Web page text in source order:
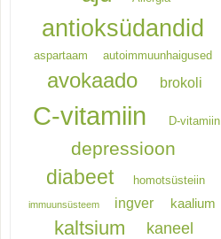
antioksüdandid
aspartaam autoimmuunhaigused
avokaado brokoli
C-vitamiin D-vitamiin
depressioon
diabeet homotsüsteiin
immuunsüsteem ingver kaalium
kaltsium kaneel